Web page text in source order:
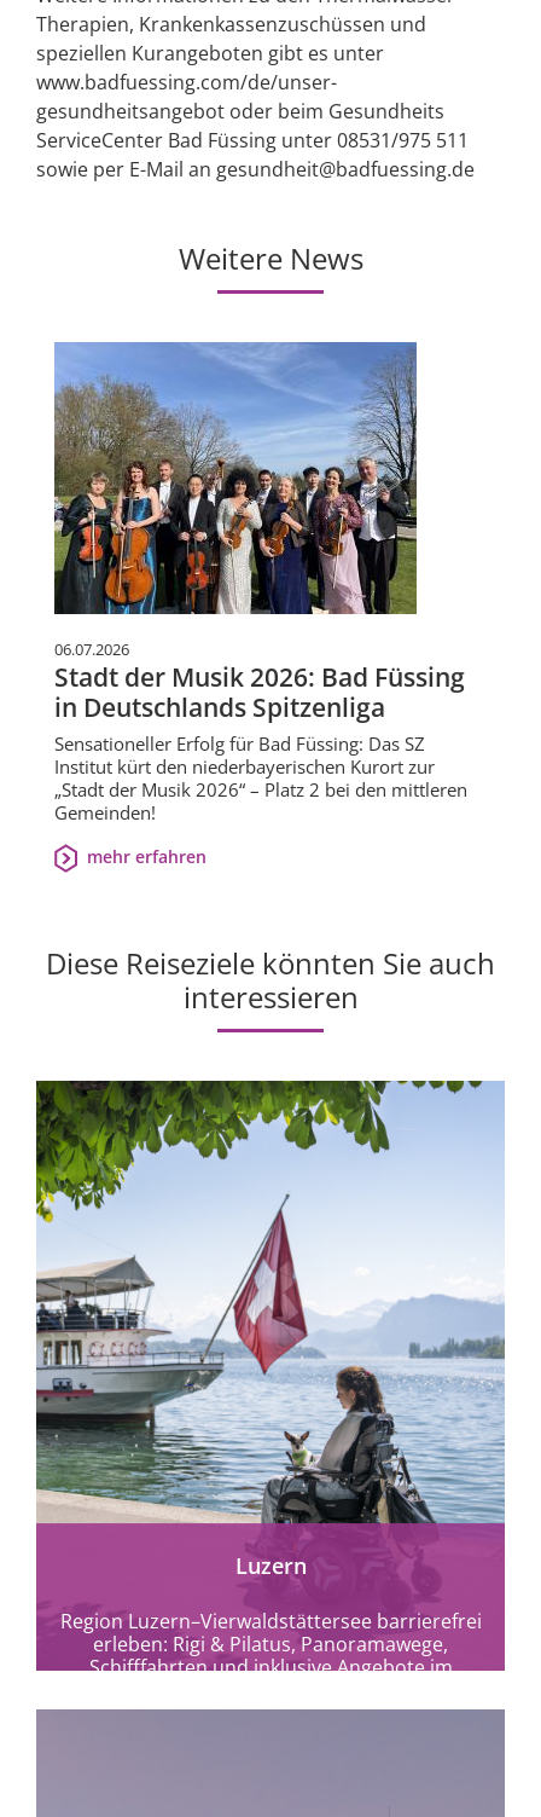
Therapien, Krankenkassenzuschüssen und
speziellen Kurangeboten gibt es unter
www.badfuessing.com/de/unser-
gesundheitsangebot oder beim Gesundheits
ServiceCenter Bad Füssing unter 08531/975 511
sowie per E-Mail an gesundheit@badfuessing.de
Weitere News
06.07.2026
Stadt der Musik 2026: Bad Füssing
in Deutschlands Spitzenliga
Sensationeller Erfolg für Bad Füssing: Das SZ
Institut kürt den niederbayerischen Kurort zur
„Stadt der Musik 2026“ – Platz 2 bei den mittleren
Gemeinden!
mehr erfahren
Diese Reiseziele könnten Sie auch
interessieren
Luzern
Region Luzern–Vierwaldstättersee barrierefrei
erleben: Rigi & Pilatus, Panoramawege,
Schifffahrten und inklusive Angebote im